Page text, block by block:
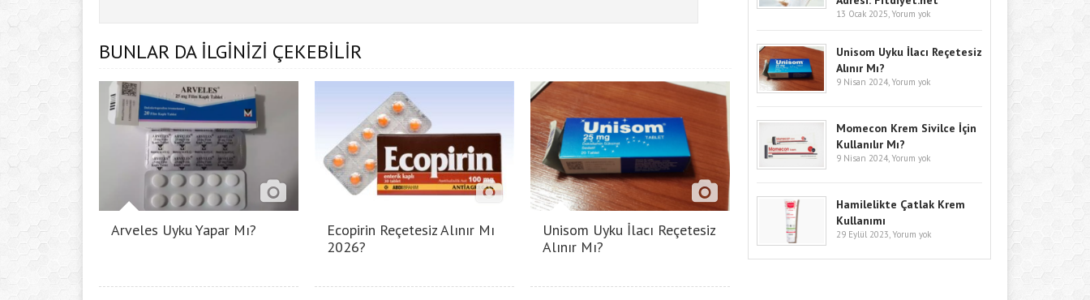
BUNLAR DA İLGİNİZİ ÇEKEBİLİR
Arveles Uyku Yapar Mı?
Ecopirin Reçetesiz Alınır Mı
2026?
Unisom Uyku İlacı Reçetesiz
Alınır Mı?
13 Ocak 2025, Yorum yok
Unisom Uyku İlacı Reçetesiz
Alınır Mı?
9 Nisan 2024, Yorum yok
Momecon Krem Sivilce İçin
Kullanılır Mı?
9 Nisan 2024, Yorum yok
Hamilelikte Çatlak Krem
Kullanımı
29 Eylül 2023, Yorum yok